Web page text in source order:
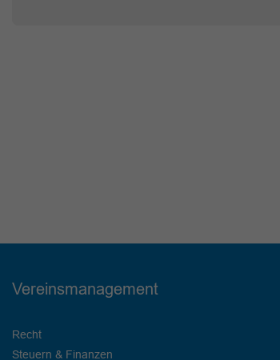
Vereinsmanagement
Recht
Steuern & Finanzen